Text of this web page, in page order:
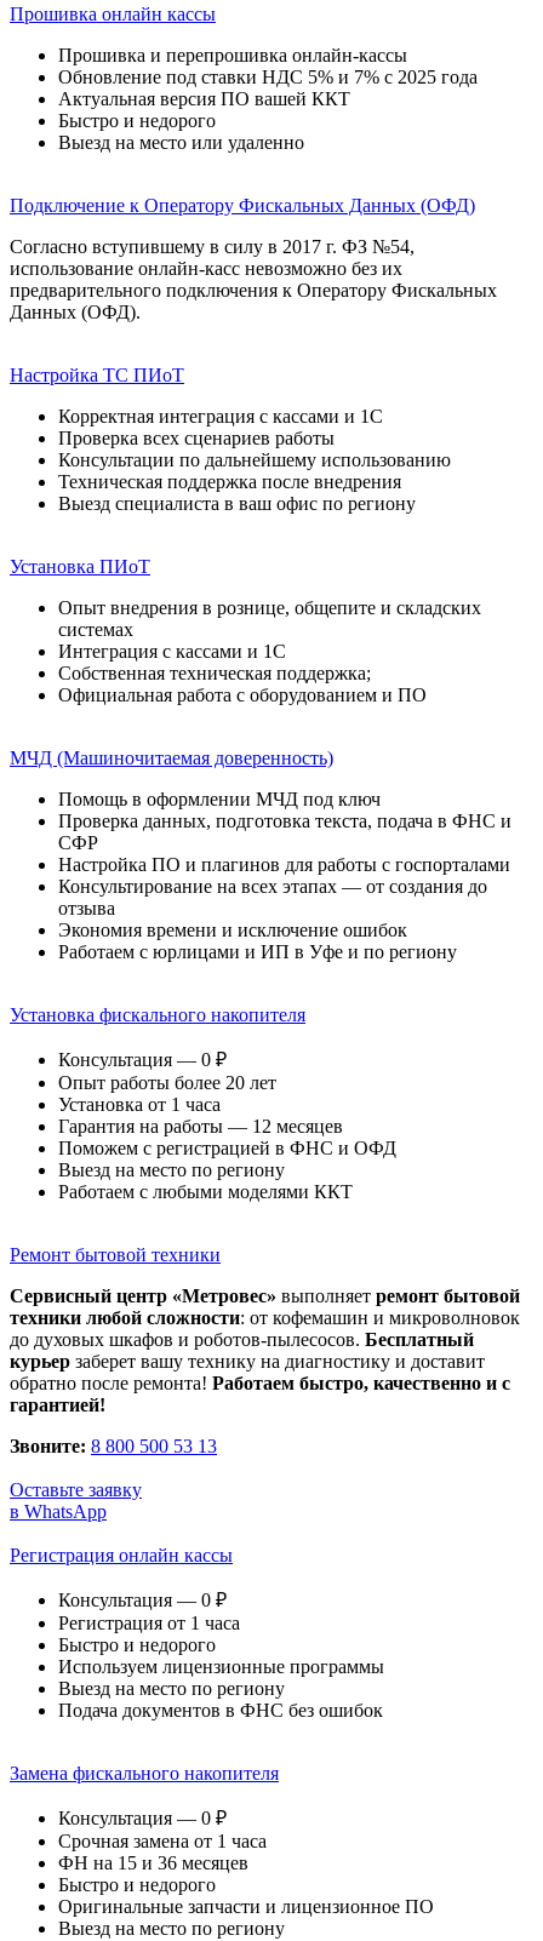
Прошивка онлайн кассы
Прошивка и перепрошивка онлайн-кассы
Обновление под ставки НДС 5% и 7% с 2025 года
Актуальная версия ПО вашей ККТ
Быстро и недорого
Выезд на место или удаленно
Подключение к Оператору Фискальных Данных (ОФД)
Согласно вступившему в силу в 2017 г. ФЗ №54,
использование онлайн-касс невозможно без их
предварительного подключения к Оператору Фискальных
Данных (ОФД).
Настройка ТС ПИоТ
Корректная интеграция с кассами и 1С
Проверка всех сценариев работы
Консультации по дальнейшему использованию
Техническая поддержка после внедрения
Выезд специалиста в ваш офис по региону
Установка ПИоТ
Опыт внедрения в рознице, общепите и складских
системах
Интеграция с кассами и 1С
Собственная техническая поддержка;
Официальная работа с оборудованием и ПО
МЧД (Машиночитаемая доверенность)
Помощь в оформлении МЧД под ключ
Проверка данных, подготовка текста, подача в ФНС и
СФР
Настройка ПО и плагинов для работы с госпорталами
Консультирование на всех этапах — от создания до
отзыва
Экономия времени и исключение ошибок
Работаем с юрлицами и ИП в Уфе и по региону
Установка фискального накопителя
Консультация — 0 ₽
Опыт работы более 20 лет
Установка от 1 часа
Гарантия на работы — 12 месяцев
Поможем с регистрацией в ФНС и ОФД
Выезд на место по региону
Работаем с любыми моделями ККТ
Ремонт бытовой техники
Сервисный центр «Метровес» выполняет ремонт бытовой
техники любой сложности: от кофемашин и микроволновок
до духовых шкафов и роботов-пылесосов. Бесплатный
курьер заберет вашу технику на диагностику и доставит
обратно после ремонта! Работаем быстро, качественно и с
гарантией!
Звоните: 8 800 500 53 13
Оставьте заявку
в WhatsApp
Регистрация онлайн кассы
Консультация — 0 ₽
Регистрация от 1 часа
Быстро и недорого
Используем лицензионные программы
Выезд на место по региону
Подача документов в ФНС без ошибок
Замена фискального накопителя
Консультация — 0 ₽
Срочная замена от 1 часа
ФН на 15 и 36 месяцев
Быстро и недорого
Оригинальные запчасти и лицензионное ПО
Выезд на место по региону